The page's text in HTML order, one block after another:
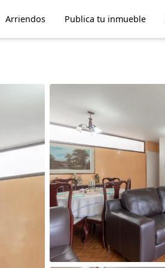
Arriendos Publica tu inmueble